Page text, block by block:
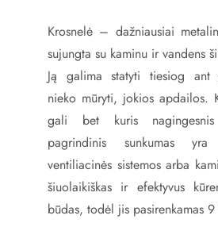
Krosnelė – dažniausiai
sujungta su kaminu ir vandens
Ją galima statyti tiesiog ant
nieko mūryti, jokios apdailos.
gali bet kuris
pagrindinis sunkumas
ventiliacinės sistemos arba
šiuolaikiškas ir efektyvus
būdas, todėl jis pasirenkamas